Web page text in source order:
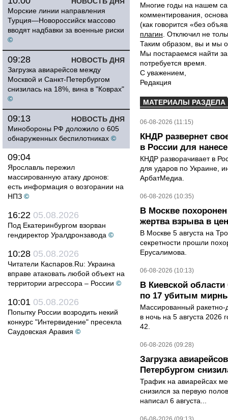
Морские линии направления
Турция—Новороссийск массово
вводят надбавки за военные риски
©
НОВОСТЬ ДНЯ
09:28
Загрузка авиарейсов между
Москвой и Санкт-Петербургом
снизилась на 18%, вина в "Коврах"
©
НОВОСТЬ ДНЯ
09:13
Минобороны РФ доложило о 605
обнаруженных беспилотниках ©
09:04
Ярославль пережил
массированную атаку дронов:
есть информация о возгорании на
НПЗ ©
16:22 05.08.2026
Под Екатеринбургом взорван
гендиректор Уралдронзавода ©
10:28 05.08.2026
Читатели Каспаров.Ru: Украина
вправе атаковать любой объект на
территории агрессора – России ©
10:01 05.08.2026
Попытку России возродить некий
конкурс "Интервидение" пресекла
Саудовская Аравия ©
Многие годы на нашем
комментирования,
(как говорится «без
плагин . Отключил не
Таким образом, вы и мы
Мы постараемся найти
потребуется время.
С уважением,
Редакция
МАТЕРИАЛЫ РАЗДЕЛА
06-08-2026 (11:15)
КНДР развернет
в России для
КНДР разворачивает в
для ударов по Украине,
АрбатМедиа.
06-08-2026 (10:35)
В Москве
жертва взрыва в
В Москве 5 августа на
секретности прошли
Ерусалимова.
06-08-2026 (10:13)
В Киевской
по 17 убитым
Массированный ракетно-
в ночь на 5 августа 2026
42.
06-08-2026 (09:28)
Загрузка
Петербургом
Трафик на авиарейсах
снизился за первую
написал 6 августа...